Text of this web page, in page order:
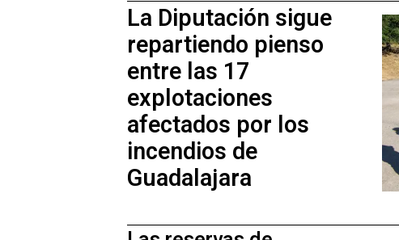
La Diputación sigue
repartiendo pienso
entre las 17
explotaciones
afectados por los
incendios de
Guadalajara